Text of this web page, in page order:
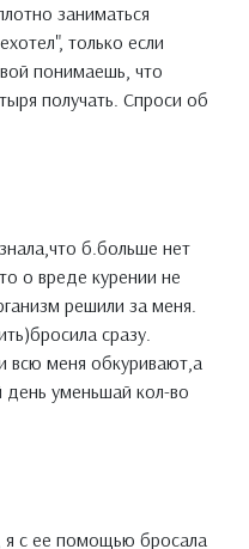
заниматься
только если
понимаешь, что
получать. Спроси об
б.больше нет
о вреде курении не
решили за меня.
сразу.
всю меня обкуривают,а
уменьшай кол-во
я с ее помощью бросала